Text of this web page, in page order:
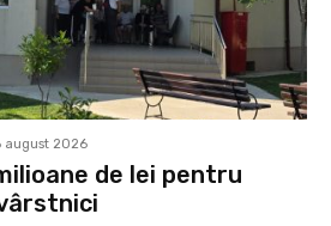
august 2026
de lei pentru